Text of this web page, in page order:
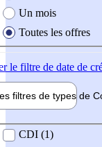
Un mois
Toutes les offres
le filtre de date de
filtres de types de
contrat
CDI (1)